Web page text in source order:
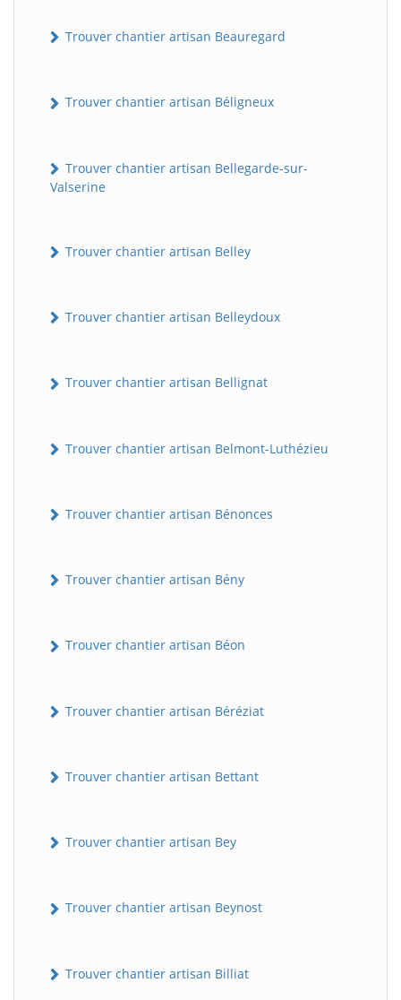
Trouver chantier artisan Beauregard
Trouver chantier artisan Béligneux
Trouver chantier artisan Bellegarde-sur-
Valserine
Trouver chantier artisan Belley
Trouver chantier artisan Belleydoux
Trouver chantier artisan Bellignat
Trouver chantier artisan Belmont-Luthézieu
Trouver chantier artisan Bénonces
Trouver chantier artisan Bény
Trouver chantier artisan Béon
Trouver chantier artisan Béréziat
Trouver chantier artisan Bettant
Trouver chantier artisan Bey
Trouver chantier artisan Beynost
Trouver chantier artisan Billiat